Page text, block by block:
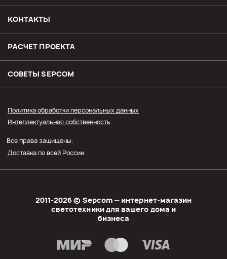
Возврат и обмен товара
Доставка
Оплата
Оптовым покупателям
Личный кабинет
КОНТАКТЫ
РАСЧЕТ ПРОЕКТА
СОВЕТЫ SЕPCOM
2011-2026 © Sеpcom — интернет-магазин
светотехники для вашего дома и
бизнеса
Политика обработки персональных данных
Интеллектуальная собственность
Все права защищены.
Доставка по всей России.